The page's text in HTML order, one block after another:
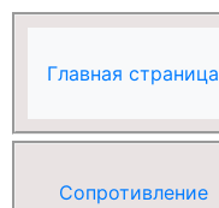
Главная страница
Сопротивление